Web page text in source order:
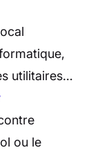
utilitaires…
ou le